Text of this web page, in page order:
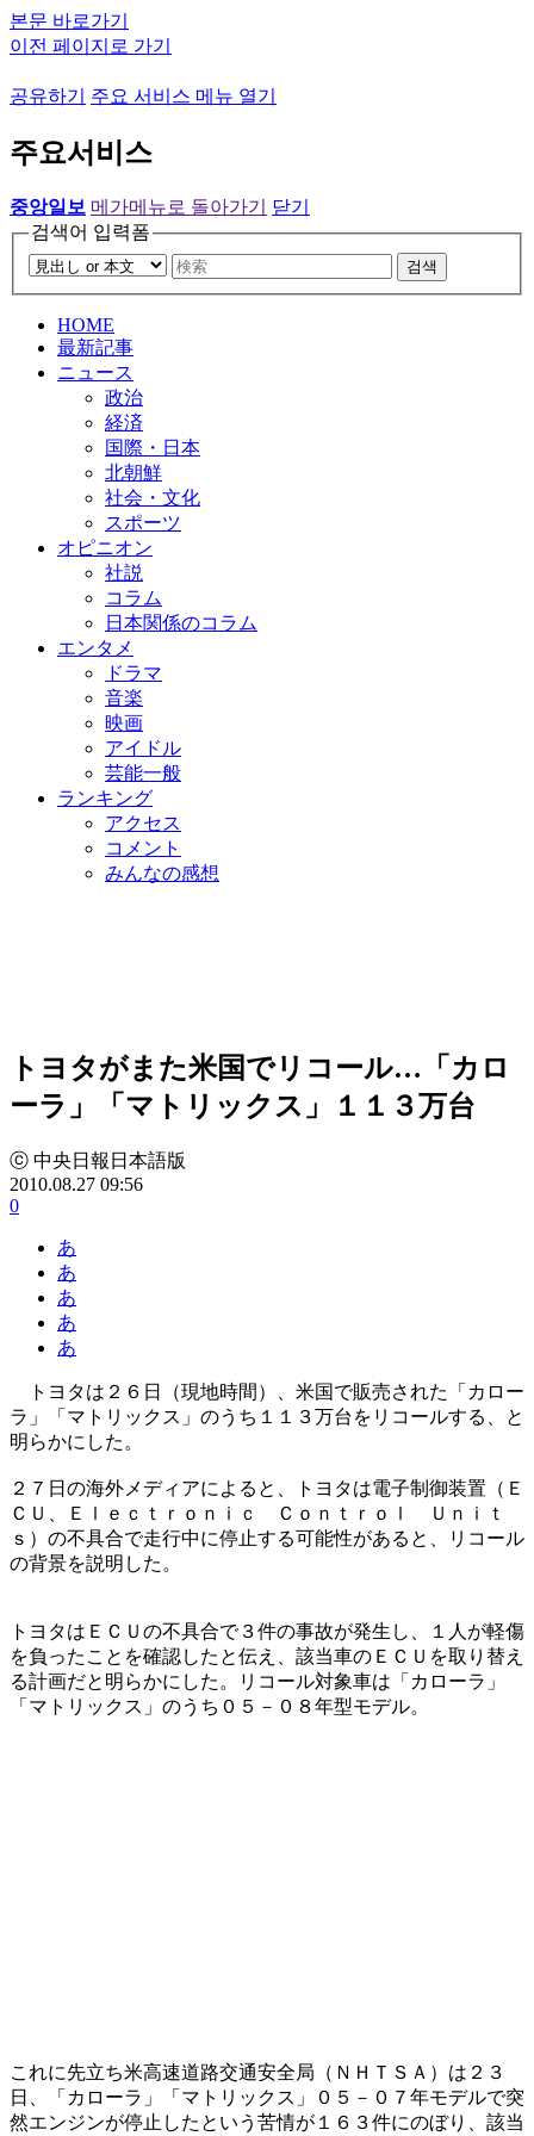
본문 바로가기
이전 페이지로 가기
공유하기 주요 서비스 메뉴 열기
주요서비스
중앙일보 메가메뉴로 돌아가기
닫기
검색어 입력폼
검색
HOME
最新記事
ニュース
政治
経済
国際・日本
北朝鮮
社会・文化
スポーツ
オピニオン
社説
コラム
日本関係のコラム
エンタメ
ドラマ
音楽
映画
アイドル
芸能一般
ランキング
アクセス
コメント
みんなの感想
トヨタがまた米国でリコール…「カロ
ーラ」「マトリックス」１１３万台
ⓒ 中央日報日本語版
2010.08.27 09:56
0
あ
あ
あ
あ
あ
トヨタは２６日（現地時間）、米国で販売された「カロー
ラ」「マトリックス」のうち１１３万台をリコールする、と
明らかにした。
２７日の海外メディアによると、トヨタは電子制御装置（Ｅ
ＣＵ、Ｅｌｅｃｔｒｏｎｉｃ Ｃｏｎｔｒｏｌ Ｕｎｉｔ
ｓ）の不具合で走行中に停止する可能性があると、リコール
の背景を説明した。
トヨタはＥＣＵの不具合で３件の事故が発生し、１人が軽傷
を負ったことを確認したと伝え、該当車のＥＣＵを取り替え
る計画だと明らかにした。リコール対象車は「カローラ」
「マトリックス」のうち０５－０８年型モデル。
これに先立ち米高速道路交通安全局（ＮＨＴＳＡ）は２３
日、「カローラ」「マトリックス」０５－０７年モデルで突
然エンジンが停止したという苦情が１６３件にのぼり、該当